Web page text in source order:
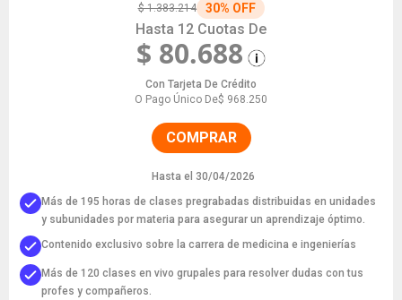
$ 1.383.214 30% OFF
Hasta 12 Cuotas De
$ 80.688
Con Tarjeta De Crédito
O Pago Único De$ 968.250
COMPRAR
Hasta el 30/04/2026
Más de 195 horas de clases pregrabadas distribuidas en unidades
y subunidades por materia para asegurar un aprendizaje óptimo.
Contenido exclusivo sobre la carrera de medicina e ingenierías
Más de 120 clases en vivo grupales para resolver dudas con tus
profes y compañeros.